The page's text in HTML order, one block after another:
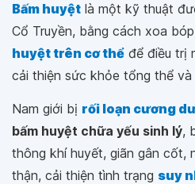
Bấm huyệt là một kỹ thuật
Cổ Truyền, bằng cách xoa
huyệt trên cơ thể để điều trị
cải thiện sức khỏe tổng thể
Nam giới bị rối loạn cương
bấm huyệt chữa yếu sinh lý,
thông khí huyết, giãn gân cốt,
thận, cải thiện tình trạng suy